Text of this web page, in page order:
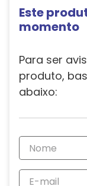
Este
momento
Para ser
produto,
abaixo: